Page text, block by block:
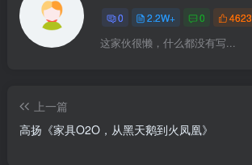
0 2.2W+ 0 4623
这家伙很懒，什么都没有写...
上一篇
高扬《家具O2O，从黑天鹅到火凤凰》